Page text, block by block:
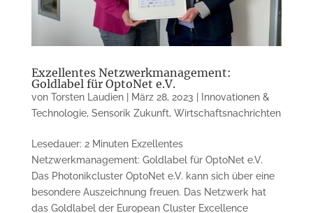
Exzellentes Netzwerkmanagement:
Goldlabel für OptoNet e.V.
von Torsten Laudien| März 28, 2023
Innovationen &
Technologie, Sensorik Zukunft, Wirtschaftsnachrichten
Lesedauer: 2 Minuten Exzellentes
Netzwerkmanagement: Goldlabel für OptoNet e.V.
Das Photonikcluster OptoNet e.V. kann sich über eine
besondere Auszeichnung freuen. Das Netzwerk hat
das Goldlabel der European Cluster Excellence